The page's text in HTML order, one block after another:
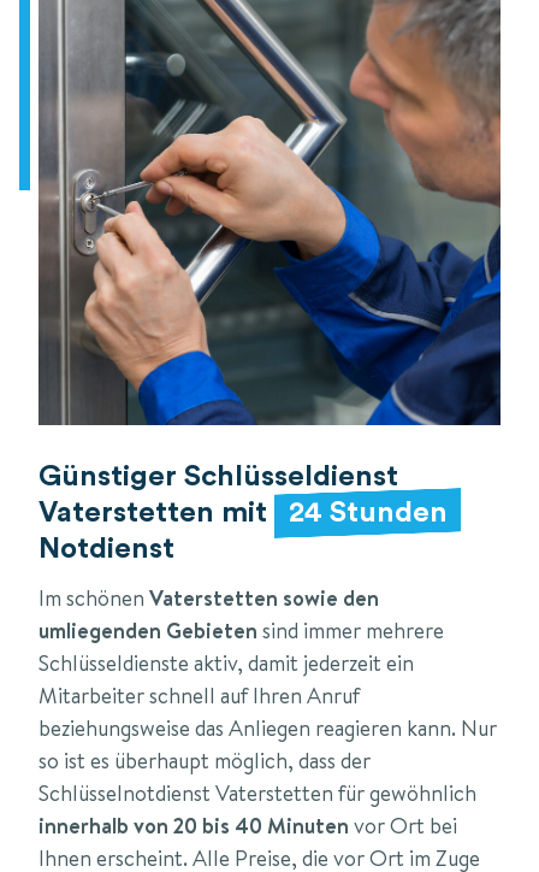
Günstiger Schlüsseldienst
Vaterstetten mit
24 Stunden
Notdienst
Im schönen Vaterstetten sowie den
umliegenden Gebieten sind immer mehrere
Schlüsseldienste aktiv, damit jederzeit ein
Mitarbeiter schnell auf Ihren Anruf
beziehungsweise das Anliegen reagieren kann. Nur
so ist es überhaupt möglich, dass der
Schlüsselnotdienst Vaterstetten für gewöhnlich
innerhalb von 20 bis 40 Minuten vor Ort bei
Ihnen erscheint. Alle Preise, die vor Ort im Zuge